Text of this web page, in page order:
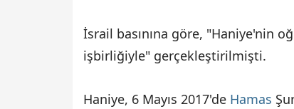
İsrail basınına göre, "Haniye'nin
işbirliğiyle" gerçekleştirilmişti.
Haniye, 6 Mayıs 2017'de Hamas